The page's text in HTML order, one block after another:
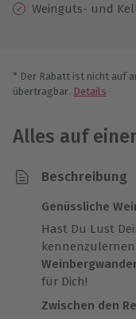
Weinguts- und
* Der Rabatt ist nicht auf
übertragbar. Details
Alles auf
Beschreibung
Genüssliche
Hast Du Lust
für Dich!
Zwischen den